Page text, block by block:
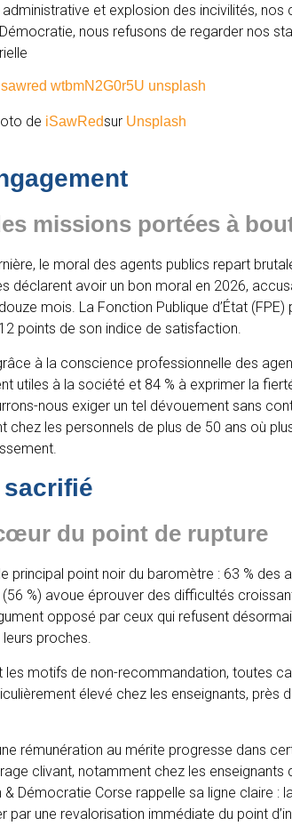
et explosion des incivilités, nos
nous refusons de regarder nos
de iSawRedsur Unsplash
missions portées à
le moral des agents publics repart
déclarent avoir un bon moral en 2026,
mois. La Fonction Publique d’État (FPE)
points de son indice de satisfaction.
à la conscience professionnelle des
utiles à la société et 84 % à exprimer la
nous exiger un tel dévouement sans
chez les personnels de plus de 50 ans où
sacrifié
du point de rupture
principal point noir du baromètre : 63 % des
(56 %) avoue éprouver des difficultés
opposé par ceux qui refusent
proches.
les motifs de non-recommandation, toutes
élevé chez les enseignants, près
rémunération au mérite progresse dans
clivant, notamment chez les enseignants
Démocratie Corse rappelle sa ligne claire :
une revalorisation immédiate du point